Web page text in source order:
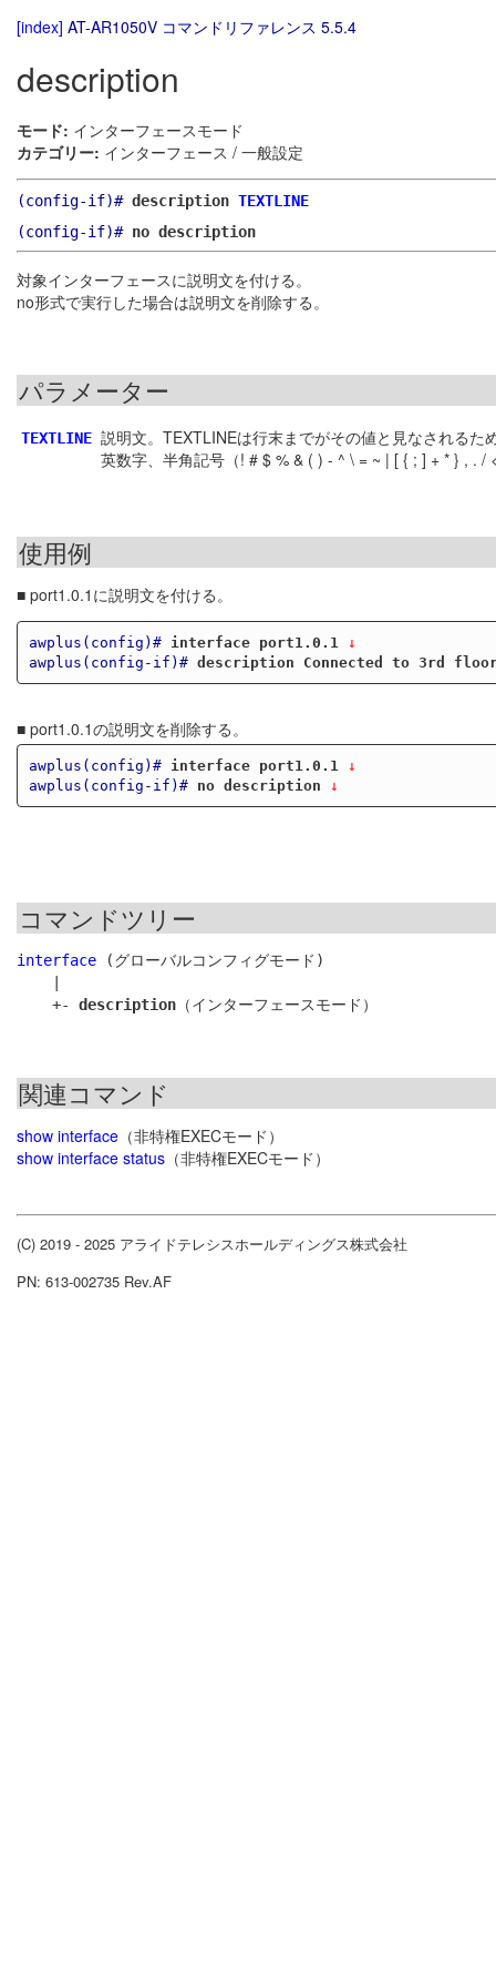
[index] AT-AR1050V コマンドリファレンス 5.5.4
description
モード: インターフェースモード
カテゴリー: インターフェース / 一般設定
(config-if)# description TEXTLINE
(config-if)# no description
対象インターフェースに説明文を付ける。
no形式で実行した場合は説明文を削除する。
パラメーター
TEXTLINE 説明文。TEXTLINEは行末までがその値と見なされる
英数字、半角記号（! # $ % & ( ) - ^ \ = ~ | [ { ; ] + * } , . /
使用例
■ port1.0.1に説明文を付ける。
awplus(config)# interface port1.0.1
↓
awplus(config-if)# description Connected to 3rd
■ port1.0.1の説明文を削除する。
awplus(config)# interface port1.0.1
↓
awplus(config-if)#
no description ↓
コマンドツリー
interface (グローバルコンフィグモード)
    +-
description
関連コマンド
show interface （非特権EXECモード）
show interface status （非特権EXECモード）
(C) 2019 - 2025 アライドテレシスホールディングス株式会社
PN: 613-002735 Rev.AF